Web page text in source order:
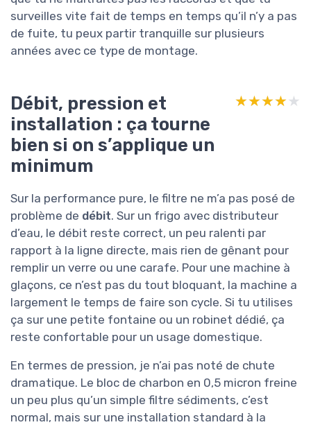
surveilles vite fait de temps en temps qu’il n’y a pas
de fuite, tu peux partir tranquille sur plusieurs
années avec ce type de montage.
Débit, pression et
installation : ça tourne
bien si on s’applique un
minimum
★★★★★
★★★★★
Sur la performance pure, le filtre ne m’a pas posé de
problème de débit. Sur un frigo avec distributeur
d’eau, le débit reste correct, un peu ralenti par
rapport à la ligne directe, mais rien de gênant pour
remplir un verre ou une carafe. Pour une machine à
glaçons, ce n’est pas du tout bloquant, la machine a
largement le temps de faire son cycle. Si tu utilises
ça sur une petite fontaine ou un robinet dédié, ça
reste confortable pour un usage domestique.
En termes de pression, je n’ai pas noté de chute
dramatique. Le bloc de charbon en 0,5 micron freine
un peu plus qu’un simple filtre sédiments, c’est
normal, mais sur une installation standard à la